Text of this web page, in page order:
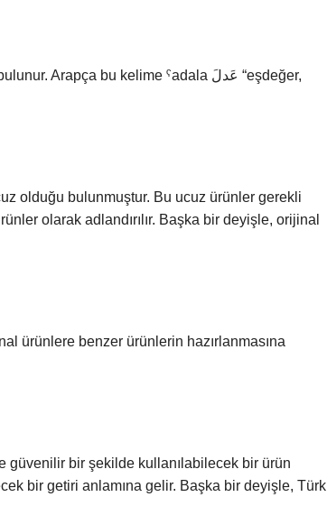
olduğu bulunmuştur. Bu ucuz ürünler gerekli
olarak adlandırılır. Başka bir deyişle, orijinal
ürünlere benzer ürünlerin hazırlanmasına
güvenilir bir şekilde kullanılabilecek bir ürün
bir getiri anlamına gelir. Başka bir deyişle, Türk